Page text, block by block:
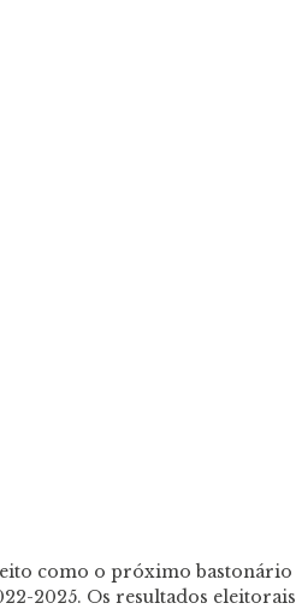
como o próximo bastonário
2025. Os resultados eleitorais